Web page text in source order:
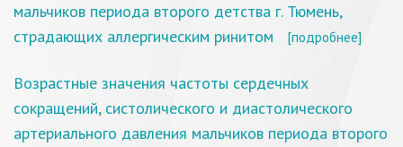
мальчиков периода второго детства г. Тюмень,
страдающих аллергическим ринитом
[подробнее]
Возрастные значения частоты сердечных
сокращений, систолического и диастолического
артериального давления мальчиков периода второго